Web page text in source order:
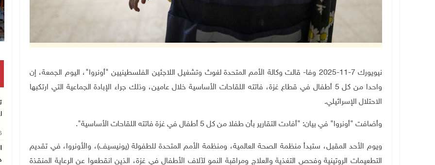
نيويورك 7-11-2025 وفا- قالت وكالة الأمم المتحدة لغوث وتشغيل اللاجئين الفلسطينيين "أونروا"، اليوم الجمعة، إن
واحدا من كل 5 أطفال في قطاع غزة، فاتته اللقاحات الأساسية خلال عامين، وذلك جراء الإبادة الجماعية التي ارتكبها
الاحتلال الإسرائيلي.
وأضافت "أونروا" في بيان: "أفادت التقارير بأن طفلا من كل 5 أطفال في غزة فاتته اللقاحات الأساسية "
.
ويوم الأحد المقبل، ستبدأ منظمة الصحة العالمية، ومنظمة الأمم المتحدة للطفولة (يونيسيف)، والأونروا، في تقديم
التطعيمات الروتينية وفحص التغذية والعلاج ومراقبة النمو لآلاف الأطفال في غزة، الذين انقطعوا عن الرعاية المنقذة
انتشال رفات شهيد مجهول الهوية بخان يونس